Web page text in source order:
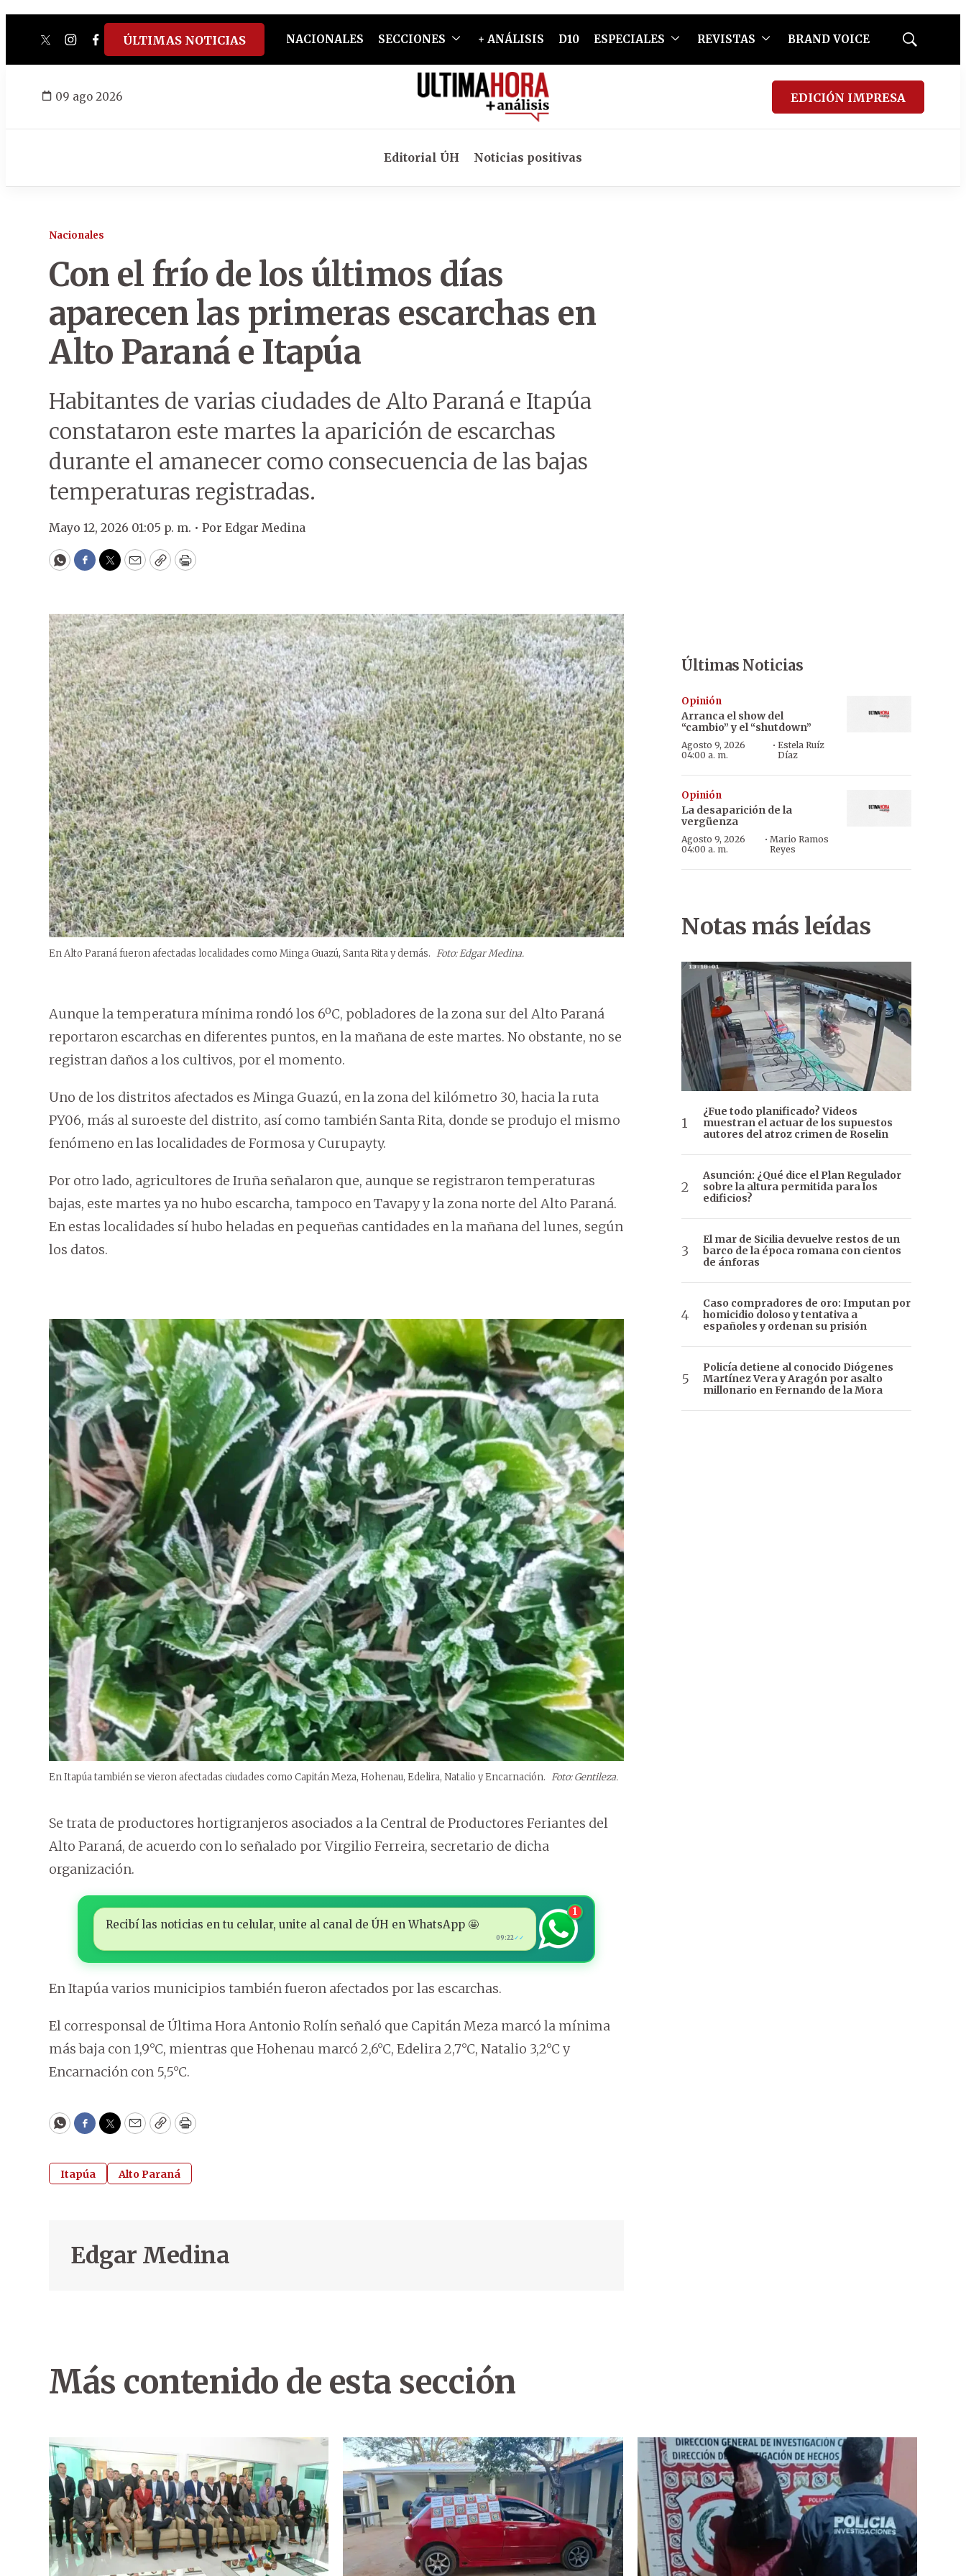
twitterinstagram
facebook
tiktokyoutube
spotify
ÚLTIMAS NOTICIAS NACIONALES SECCIONES + ANÁLISIS D10 ESPECIALES REVISTAS BRAND VOICE
Mostrar
09 ago 2026 EDICIÓN IMPRESA
Editorial ÚH Noticias positivas
Nacionales
Con el frío de los últimos días
aparecen las primeras escarchas en
Alto Paraná e Itapúa
Habitantes de varias ciudades de Alto Paraná e Itapúa
constataron este martes la aparición de escarchas
durante el amanecer como consecuencia de las bajas
temperaturas registradas.
Mayo 12, 2026 01:05 p. m. • Por Edgar Medina
WhatsApp
Facebook
Twitter
EmailCopyPrint
En Alto Paraná fueron afectadas localidades como Minga Guazú, Santa Rita y demás. Foto: Edgar Medina.
Aunque la temperatura mínima rondó los 6ºC, pobladores de la zona sur del Alto Paraná
reportaron escarchas en diferentes puntos, en la mañana de este martes. No obstante, no se
registran daños a los cultivos, por el momento.
Uno de los distritos afectados es Minga Guazú, en la zona del kilómetro 30, hacia la ruta
PY06, más al suroeste del distrito, así como también Santa Rita, donde se produjo el mismo
fenómeno en las localidades de Formosa y Curupayty.
Por otro lado, agricultores de Iruña señalaron que, aunque se registraron temperaturas
bajas, este martes ya no hubo escarcha, tampoco en Tavapy y la zona norte del Alto Paraná.
En estas localidades sí hubo heladas en pequeñas cantidades en la mañana del lunes, según
los datos.
En Itapúa también se vieron afectadas ciudades como Capitán Meza, Hohenau, Edelira, Natalio y Encarnación. Foto: Gentileza.
Se trata de productores hortigranjeros asociados a la Central de Productores Feriantes del
Alto Paraná, de acuerdo con lo señalado por Virgilio Ferreira, secretario de dicha
organización.
Recibí las noticias en tu celular, unite al canal de ÚH en WhatsApp 🤩
09:22✓✓
1
En Itapúa varios municipios también fueron afectados por las escarchas.
El corresponsal de Última Hora Antonio Rolín señaló que Capitán Meza marcó la mínima
más baja con 1,9°C, mientras que Hohenau marcó 2,6°C, Edelira 2,7°C, Natalio 3,2°C y
Encarnación con 5,5°C.
WhatsApp
Facebook
Twitter
EmailCopyPrint
Itapúa Alto Paraná
Edgar Medina
Últimas Noticias
Opinión
Arranca el show del
“cambio” y el “shutdown”
Agosto 9, 2026
04:00 a. m.
·Estela Ruíz
Díaz
Opinión
La desaparición de la
vergüenza
Agosto 9, 2026
04:00 a. m.
· Mario Ramos
Reyes
Notas más leídas
¿Fue todo planificado? Videos
muestran el actuar de los supuestos
autores del atroz crimen de Roselin
Asunción: ¿Qué dice el Plan Regulador
sobre la altura permitida para los
edificios?
El mar de Sicilia devuelve restos de un
barco de la época romana con cientos
de ánforas
Caso compradores de oro: Imputan por
homicidio doloso y tentativa a
españoles y ordenan su prisión
Policía detiene al conocido Diógenes
Martínez Vera y Aragón por asalto
millonario en Fernando de la Mora
Más contenido de esta sección